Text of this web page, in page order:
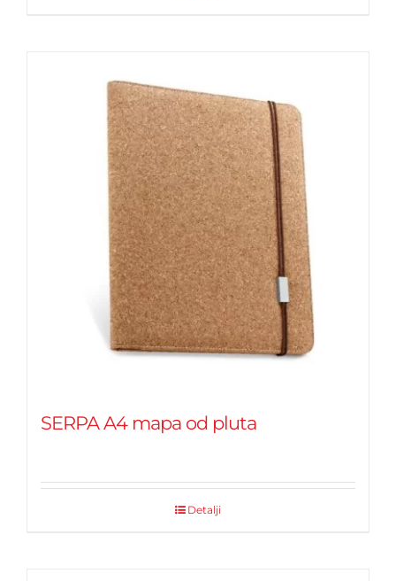
SERPA A4 mapa od pluta
Detalji